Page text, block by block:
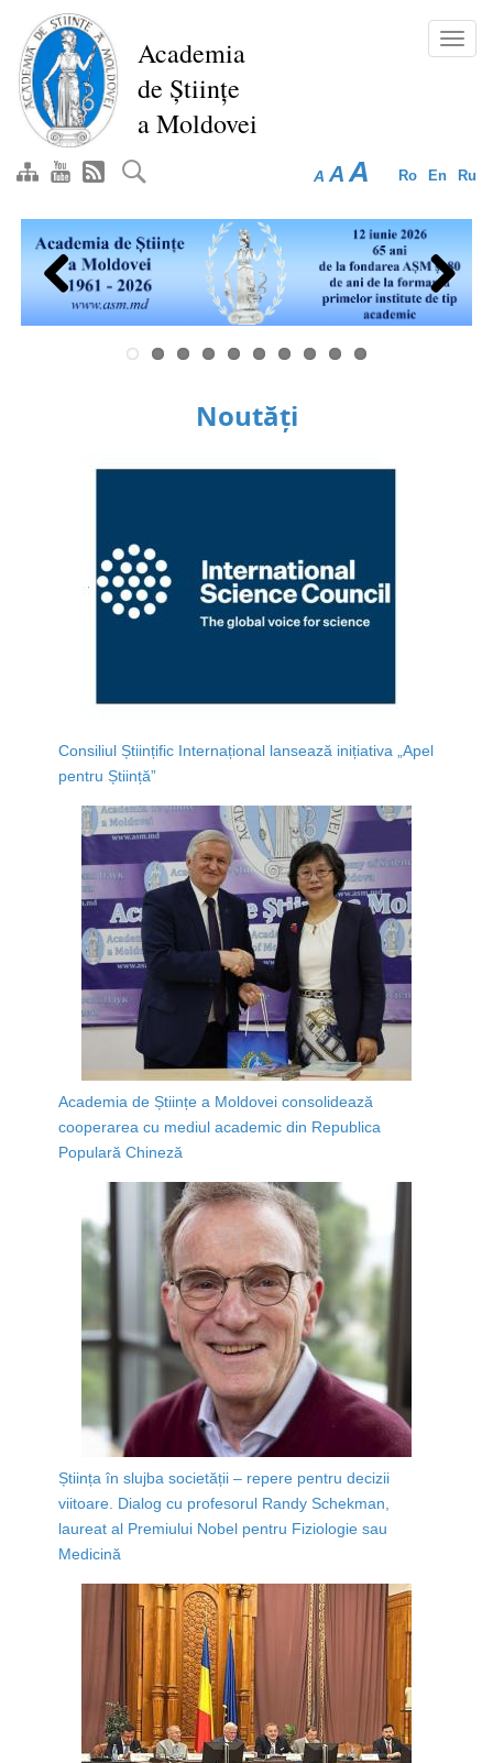
conţinutul
principal
Academia
de Științe
a Moldovei
Ro En Ru
A A A
Previous Next
Noutăți
Consiliul Științific Internațional lansează inițiativa „Apel
pentru Știință”
Academia de Științe a Moldovei consolidează
cooperarea cu mediul academic din Republica
Populară Chineză
Știința în slujba societății – repere pentru decizii
viitoare. Dialog cu profesorul Randy Schekman,
laureat al Premiului Nobel pentru Fiziologie sau
Medicină